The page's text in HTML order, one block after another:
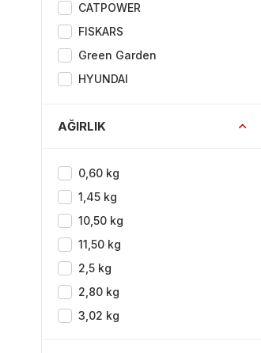
CATPOWER
FISKARS
Green Garden
HYUNDAI
AĞIRLIK
0,60 kg
1,45 kg
10,50 kg
11,50 kg
2,5 kg
2,80 kg
3,02 kg